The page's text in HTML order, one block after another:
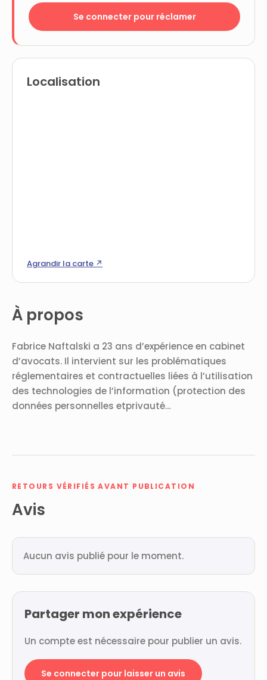
À propos
Fabrice Naftalski a 23 ans d’expérience en cabinet
d’avocats. Il intervient sur les problématiques
réglementaires et contractuelles liées à l’utilisation
des technologies de l’information (protection des
données personnelles etprivauté…
RETOURS VÉRIFIÉS AVANT PUBLICATION
Avis
Aucun avis publié pour le moment.
Partager mon expérience
Un compte est nécessaire pour publier un avis.
Se connecter pour laisser un avis
Se connecter pour réclamer
Localisation
Agrandir la carte ↗